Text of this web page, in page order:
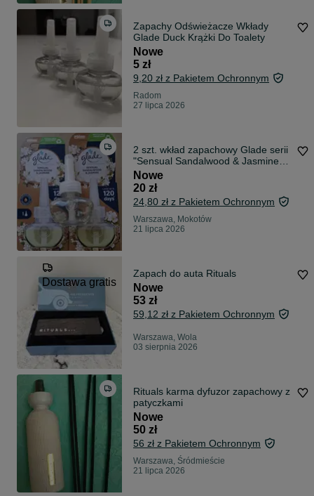
Zapachy Odświeżacze Wkłady
Glade Duck Krążki Do Toalety
Nowe
5 zł
9,20 zł z Pakietem Ochronnym
Radom
27 lipca 2026
2 szt. wkład zapachowy Glade serii
"Sensual Sandalwood & Jasmine"
20 ml.
Nowe
20 zł
24,80 zł z Pakietem Ochronnym
Warszawa, Mokotów
21 lipca 2026
Dostawa gratis
Zapach do auta Rituals
Nowe
53 zł
59,12 zł z Pakietem Ochronnym
Warszawa, Wola
03 sierpnia 2026
Rituals karma dyfuzor zapachowy z
patyczkami
Nowe
50 zł
56 zł z Pakietem Ochronnym
Warszawa, Śródmieście
21 lipca 2026